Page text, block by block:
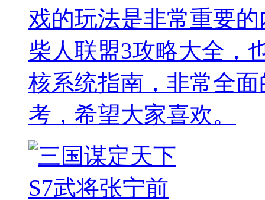
戏的玩法是非常重要
柴人联盟3攻略大全，
核系统指南，非常全
考，希望大家喜欢。